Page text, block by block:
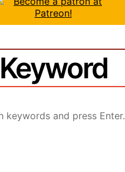
keywords and press Enter.